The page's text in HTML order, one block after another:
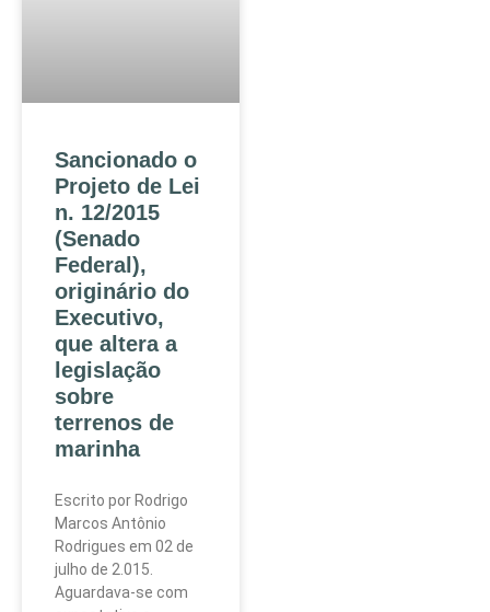
Sancionado o
Projeto de Lei
n. 12/2015
(Senado
Federal),
originário do
Executivo,
que altera a
legislação
sobre
terrenos de
marinha
Escrito por Rodrigo
Marcos Antônio
Rodrigues em 02 de
julho de 2.015.
Aguardava-se com